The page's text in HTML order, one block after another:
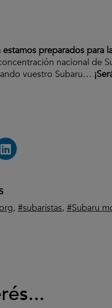
estamos preparados para
nacional de
vuestro Subaru…
, subaristas, Subaru